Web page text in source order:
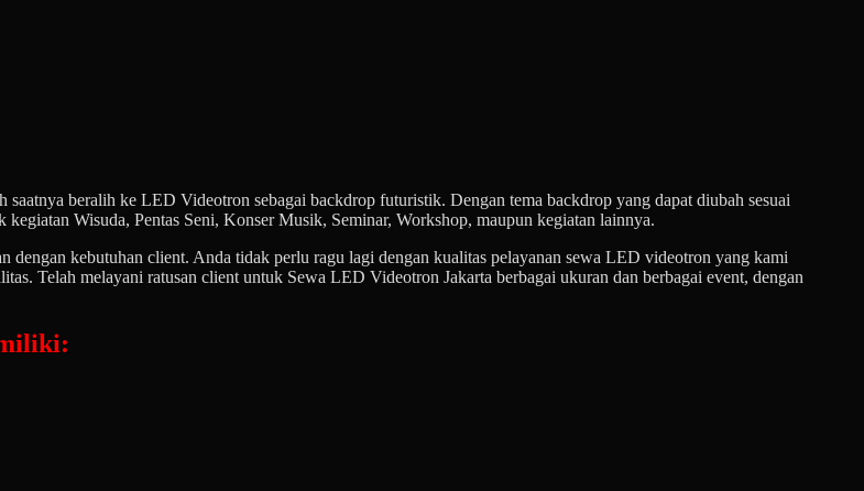
saatnya beralih ke LED Videotron sebagai backdrop futuristik. Dengan tema backdrop yang dapat diubah sesuai
Wisuda, Pentas Seni, Konser Musik, Seminar, Workshop, maupun kegiatan lainnya.
dengan kebutuhan client. Anda tidak perlu ragu lagi dengan kualitas pelayanan sewa LED videotron yang kami
Telah melayani ratusan client untuk Sewa LED Videotron Jakarta berbagai ukuran dan berbagai event, dengan